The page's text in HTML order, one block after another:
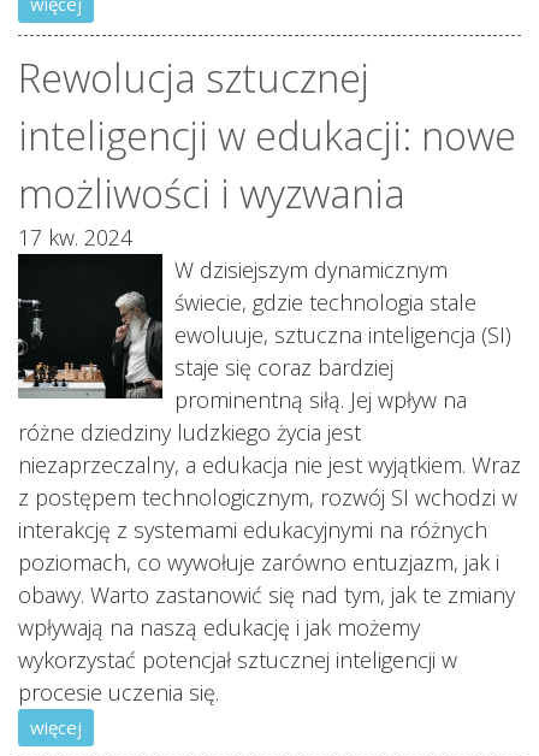
Rewolucja sztucznej
inteligencji w edukacji: nowe
możliwości i wyzwania
17 kw. 2024
W dzisiejszym dynamicznym
świecie, gdzie technologia stale
ewoluuje, sztuczna inteligencja (SI)
staje się coraz bardziej
prominentną siłą. Jej wpływ na
różne dziedziny ludzkiego życia jest
niezaprzeczalny, a edukacja nie jest wyjątkiem. Wraz
z postępem technologicznym, rozwój SI wchodzi w
interakcję z systemami edukacyjnymi na różnych
poziomach, co wywołuje zarówno entuzjazm, jak i
obawy. Warto zastanowić się nad tym, jak te zmiany
wpływają na naszą edukację i jak możemy
wykorzystać potencjał sztucznej inteligencji w
procesie uczenia się.
więcej